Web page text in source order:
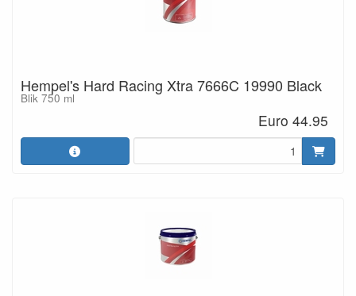
Hempel's Hard Racing Xtra 7666C 19990 Black
Blik 750 ml
Euro 44.95